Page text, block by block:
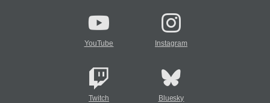
YouTube Instagram
Twitch Bluesky